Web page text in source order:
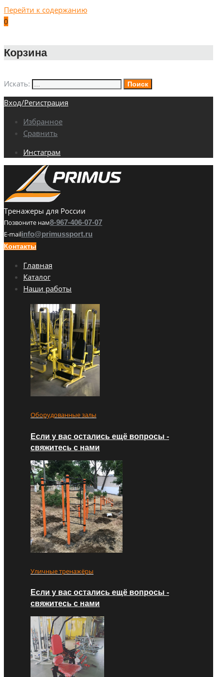
Перейти к содержанию
0
Корзина
Искать: Поиск
Вход/Регистрация
Избранное
Сравнить
Инстаграм
Тренажеры для России
Позвоните нам8-967-406-07-07
E-mailinfo@primussport.ru
Контакты
Главная
Каталог
Наши работы
Оборудованные залы
Если у вас остались ещё вопросы -
свяжитесь с нами
Уличные тренажёры
Если у вас остались ещё вопросы -
свяжитесь с нами